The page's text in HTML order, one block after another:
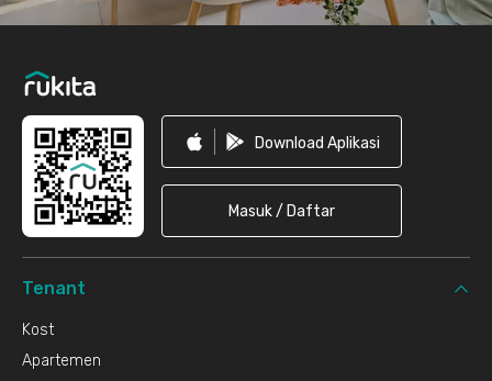
Download Aplikasi
Masuk / Daftar
Tenant
Kost
Apartemen